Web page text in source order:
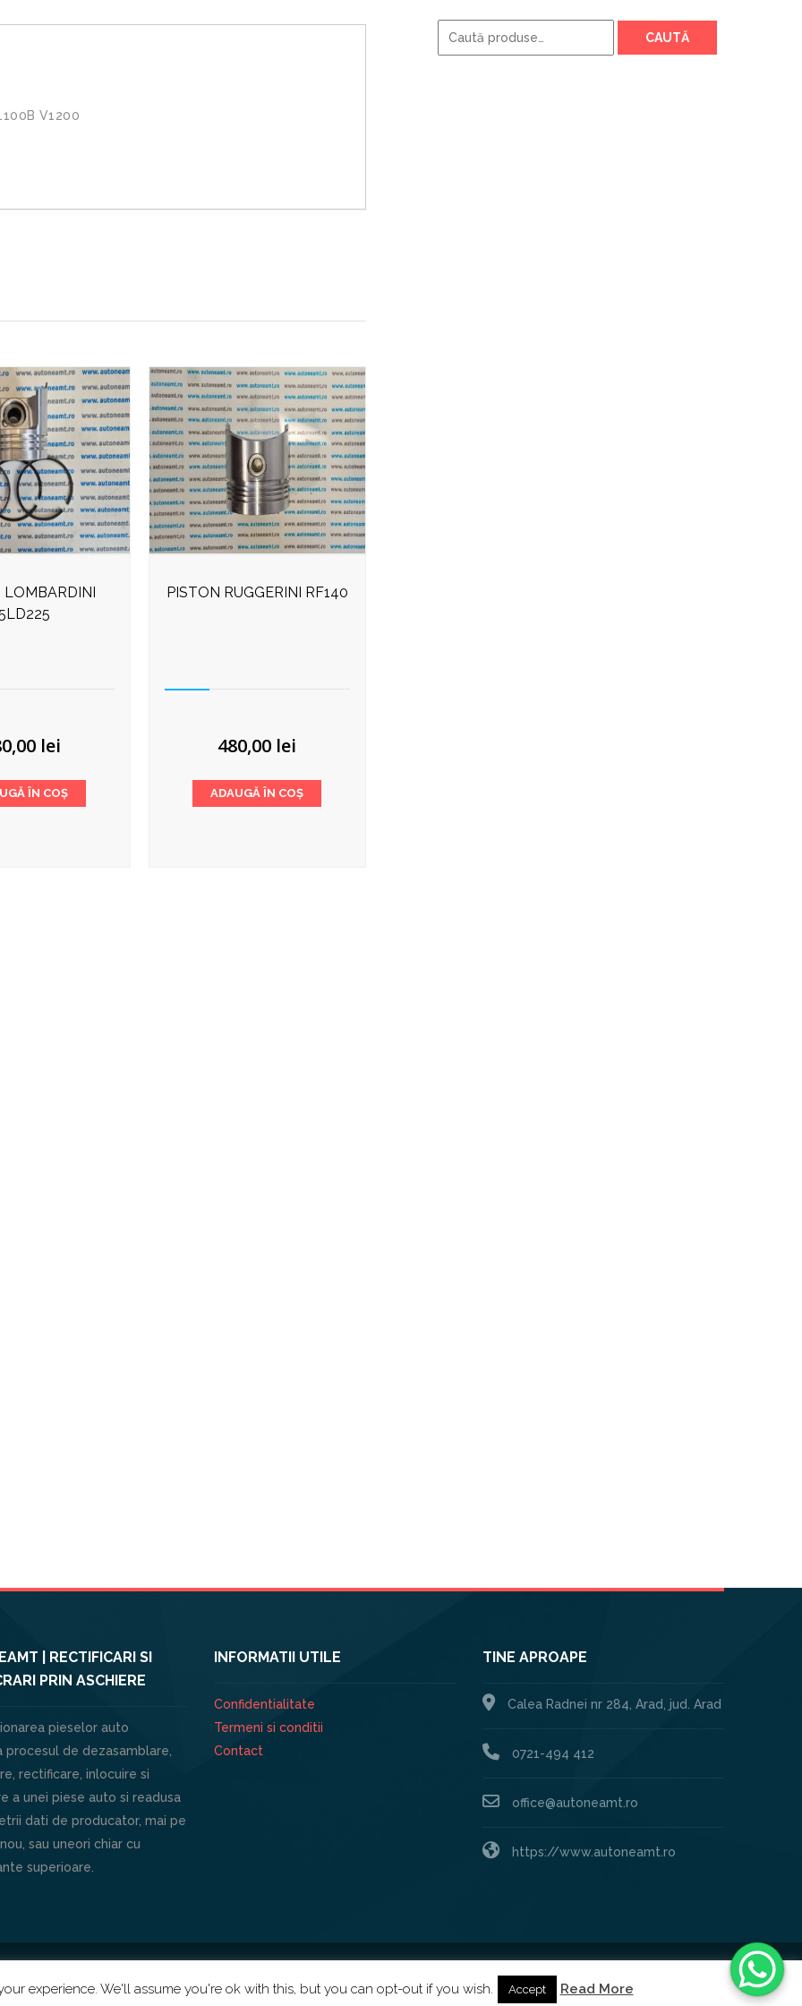
V1200
LOMBARDINI
lei
ÎN COȘ
PISTON RUGGERINI RF140
480,00 lei
ADAUGĂ ÎN COȘ
Caută
după:
CAUTĂ
| RECTIFICARI SI
PRIN ASCHIERE
pieselor auto
procesul de dezasamblare,
rectificare, inlocuire si
a unei piese auto si readusa
dati de producator, mai pe
sau uneori chiar cu
superioare.
INFORMATII UTILE
Confidentialitate
Termeni si conditii
Contact
TINE APROAPE
Calea Radnei nr 284, Arad, jud. Arad
0721-494 412
office@autoneamt.ro
https://www.autoneamt.ro
experience. We'll assume you're ok with this, but you can opt-out if you wish. Accept Read More